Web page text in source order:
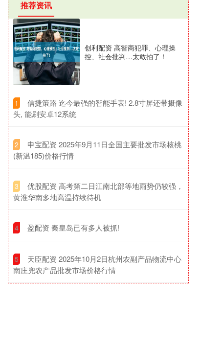
推荐资讯
创利配资 高智商犯罪、心理操
控、社会批判…太敢拍了！
1
​信捷策路 迄今最强的智能手表! 2.8寸屏还带摄像
头, 能刷安卓12系统
2
​申宝配资 2025年9月11日全国主要批发市场核桃
(新温185)价格行情
3
​优股配资 高考第二日江南北部等地雨势仍较强，
黄淮华南多地高温持续待机
4 ​盈配资 秦皇岛已有多人被抓!
5
​天臣配资 2025年10月2日杭州农副产品物流中心
南庄兜农产品批发市场价格行情